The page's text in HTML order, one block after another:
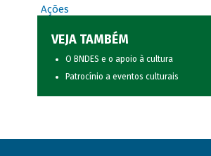
Ações
VEJA TAMBÉM
O BNDES e o apoio à cultura
Patrocínio a eventos culturais